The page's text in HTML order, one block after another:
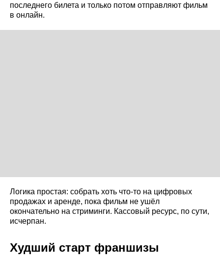
последнего билета и только потом отправляют фильм
в онлайн.
Логика простая: собрать хоть что-то на цифровых
продажах и аренде, пока фильм не ушёл
окончательно на стриминги. Кассовый ресурс, по сути,
исчерпан.
Худший старт франшизы